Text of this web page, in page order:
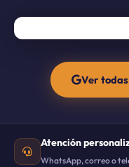
Ver todas
Atención
WhatsApp, correo o